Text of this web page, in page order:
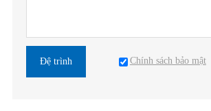
Đệ trình Chính sách bảo mật